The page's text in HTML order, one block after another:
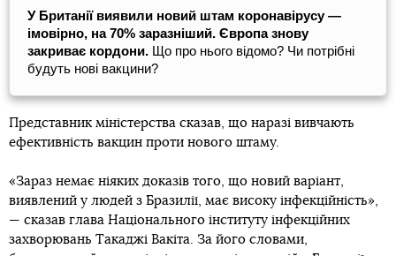
У Британії виявили новий штам коронавірусу —
імовірно, на 70% заразніший. Європа знову
закриває кордони. Що про нього відомо? Чи потрібні
будуть нові вакцини?
Представник міністерства сказав, що наразі вивчають
ефективність вакцин проти нового штаму.
«Зараз немає ніяких доказів того, що новий варіант,
виявлений у людей з Бразилії, має високу інфекційність»,
— сказав глава Національного інституту інфекційних
захворювань Такаджі Вакіта. За його словами,